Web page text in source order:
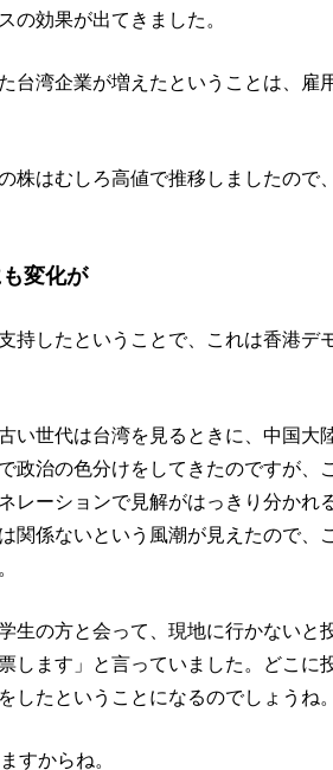
の効果が出てきました。
台湾企業が増えたということは、雇
株はむしろ高値で推移しましたので
変化が
持したということで、これは香港デ
い世代は台湾を見るときに、中国大
政治の色分けをしてきたのですが、
レーションで見解がはっきり分かれ
関係ないという風潮が見えたので、
生の方と会って、現地に行かないと
します」と言っていました。どこに
したということになるのでしょうね。
すからね。